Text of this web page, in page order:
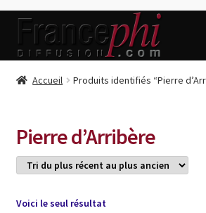
Aller
la
Aller
contenu
Accueil
Conditions de Vente
Connection
Accueil Produits identifiés “Pierre
Pierre d’Arribère
Voici le seul résultat